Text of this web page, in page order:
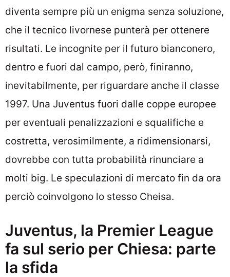
diventa sempre più un enigma senza soluzione,
che il tecnico livornese punterà per ottenere
risultati. Le incognite per il futuro bianconero,
dentro e fuori dal campo, però, finiranno,
inevitabilmente, per riguardare anche il classe
1997. Una Juventus fuori dalle coppe europee
per eventuali penalizzazioni e squalifiche e
costretta, verosimilmente, a ridimensionarsi,
dovrebbe con tutta probabilità rinunciare a
molti big. Le speculazioni di mercato fin da ora
perciò coinvolgono lo stesso Cheisa.
Juventus, la Premier League
fa sul serio per Chiesa: parte
la sfida